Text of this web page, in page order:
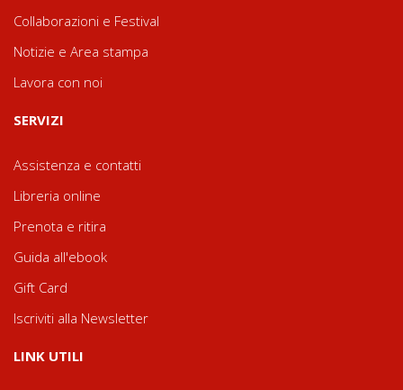
Collaborazioni e Festival
Notizie e Area stampa
Lavora con noi
SERVIZI
Assistenza e contatti
Libreria online
Prenota e ritira
Guida all'ebook
Gift Card
Iscriviti alla Newsletter
LINK UTILI